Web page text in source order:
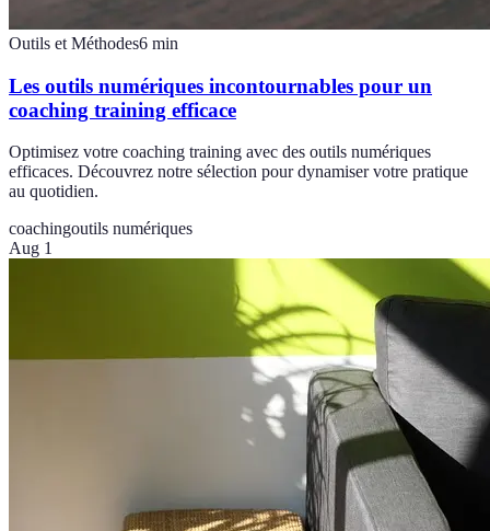
Outils et Méthodes6 min
Les outils numériques incontournables pour un
coaching training efficace
Optimisez votre coaching training avec des outils numériques
efficaces. Découvrez notre sélection pour dynamiser votre pratique
au quotidien.
coachingoutils numériques
Aug 1